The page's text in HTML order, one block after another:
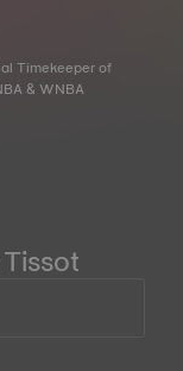
Timekeeper of
& WNBA